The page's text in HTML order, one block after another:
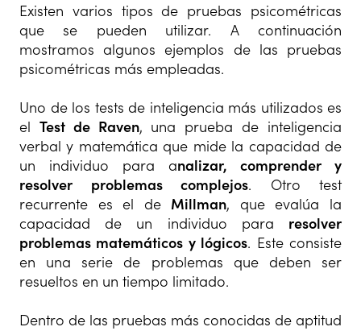
Existen varios tipos de pruebas psicométricas
que se pueden utilizar. A continuación
mostramos algunos ejemplos de las pruebas
psicométricas más empleadas.
Uno de los tests de inteligencia más utilizados es
el Test de Raven, una prueba de inteligencia
verbal y matemática que mide la capacidad de
un individuo para analizar, comprender y
resolver problemas complejos. Otro test
recurrente es el de Millman, que evalúa la
capacidad de un individuo para resolver
problemas matemáticos y lógicos. Este consiste
en una serie de problemas que deben ser
resueltos en un tiempo limitado.
Dentro de las pruebas más conocidas de aptitud